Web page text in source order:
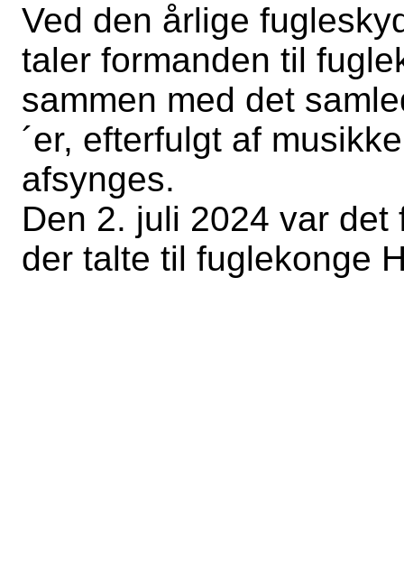
Ved den årlige
taler formanden til
sammen med det
´er, efterfulgt af
afsynges.
Den 2. juli 2024 var
der talte til fuglekonge